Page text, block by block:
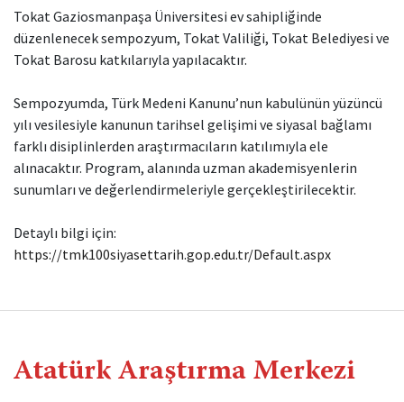
Tokat Gaziosmanpaşa Üniversitesi ev sahipliğinde
düzenlenecek sempozyum, Tokat Valiliği, Tokat Belediyesi ve
Tokat Barosu katkılarıyla yapılacaktır.
Sempozyumda, Türk Medeni Kanunu’nun kabulünün yüzüncü
yılı vesilesiyle kanunun tarihsel gelişimi ve siyasal bağlamı
farklı disiplinlerden araştırmacıların katılımıyla ele
alınacaktır. Program, alanında uzman akademisyenlerin
sunumları ve değerlendirmeleriyle gerçekleştirilecektir.
Detaylı bilgi için:
https://tmk100siyasettarih.gop.edu.tr/Default.aspx
Atatürk Araştırma Merkezi